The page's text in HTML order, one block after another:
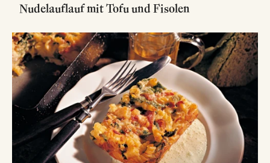
Nudelauflauf mit Tofu und Fisolen